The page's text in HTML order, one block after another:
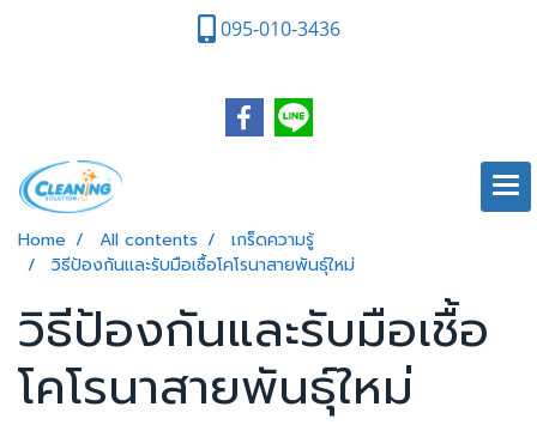
095-010-3436
Home All contents
เกร็ดความรู้
วิธีป้องกันและรับมือเชื้อโคโรนาสายพันธุ์ใหม่
วิธีป้องกันและรับมือเชื้อ
โคโรนาสายพันธุ์ใหม่